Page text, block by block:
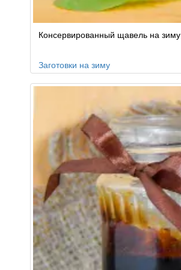
Консервированный щавель на зиму
Заготовки на зиму